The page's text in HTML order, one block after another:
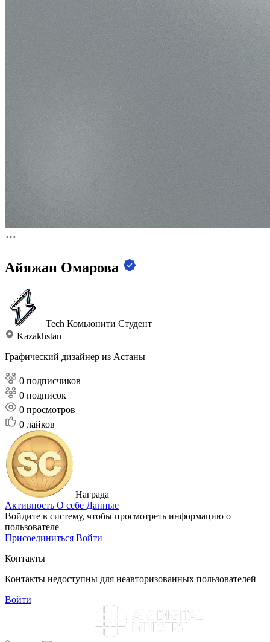
Айяжан Омарова
Tech Комьюнити Студент
Kazakhstan
Графический дизайнер из Астаны
0 подписчиков
0 подписок
0 просмотров
0 лайков
Награда
Активность О себе Данные
Войдите в систему, чтобы просмотреть информацию о
пользователе
Присоединиться Войти
Контакты
Контакты недоступны для неавторизованных пользователей
Войти